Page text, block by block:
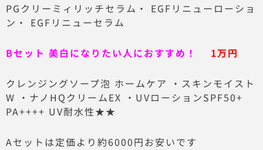
PGクリーミィリッチセラム・ EGFリニューローショ
ン・ EGFリニューセラム
Bセット 美白になりたい人におすすめ！ 1万円
クレンジングソープ泡 ホームケア ・スキンモイスト
W ・ナノHQクリームEX ・UVローションSPF50+
PA++++ UV耐水性★★
Aセットは定価より約6000円お安いです